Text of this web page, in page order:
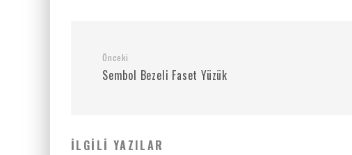
Önceki
Sembol Bezeli Faset Yüzük
İLGILI YAZILAR